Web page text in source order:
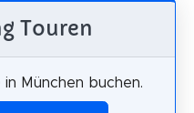
Touren
München buchen.